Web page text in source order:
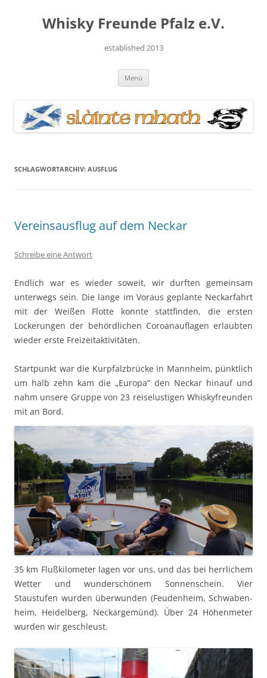
springenWhisky Freunde Pfalz e.V.
established 2013
Menü
SCHLAGWORTARCHIV: AUSFLUG
Vereinsausflug auf dem Neckar
Schreibe eine Antwort
Endlich war es wieder soweit, wir durften gemein­sam
unter­wegs sein. Die lange im Voraus geplante Neckar­fahrt
mit der Weißen Flotte kon­nte stat­tfind­en, die ersten
Lockerun­gen der behördlichen Coroanau­fla­gen erlaubten
wieder erste Freizeitaktivitäten.
Start­punkt war die Kurp­falzbrücke in Mannheim, pünk­tlich
um halb zehn kam die „Europa“ den Neckar hin­auf und
nahm unsere Gruppe von 23 reiselusti­gen Whiskyfre­un­den
mit an Bord.
35 km Flußk­ilo­me­ter lagen vor uns, und das bei her­rlichem
Wet­ter und wun­der­schönem Son­nen­schein. Vier
Staustufen wur­den über­wun­den (Feu­den­heim, Schwaben­
heim, Hei­del­berg, Neckargemünd). Über 24 Höhen­meter
wur­den wir geschleust.